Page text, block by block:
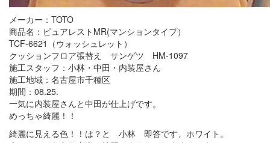
メーカー：TOTO
商品名：ピュアレストMR(マンションタイプ）
TCF-6621（ウォッシュレット）
クッションフロア張替え サンゲツ HM-1097
施工スタッフ：小林・中田・内装屋さん
施工地域：名古屋市千種区
期間：08.25.
一気に内装屋さんと中田が仕上げです。
めっちゃ綺麗！！
綺麗に見える色！！は？と 小林 即答です、ホワイト。